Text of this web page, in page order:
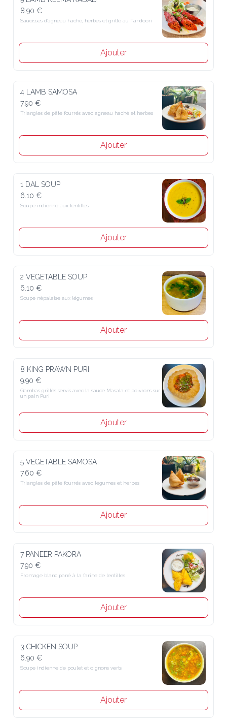
8.90 €
Saucisses d’agneau haché, herbes et grillé au Tandoori
Ajouter
4 LAMB SAMOSA
7.90 €
Triangles de pâte fourrés avec agneau haché et herbes
Ajouter
1 DAL SOUP
6.10 €
Soupe indienne aux lentilles
Ajouter
2 VEGETABLE SOUP
6.10 €
Soupe népalaise aux légumes
Ajouter
8 KING PRAWN PURI
9.90 €
Gambas grillés servis avec la sauce Masala et poivrons sur un pain
Puri
Ajouter
5 VEGETABLE SAMOSA
7.60 €
Triangles de pâte fourrés avec légumes et herbes
Ajouter
7 PANEER PAKORA
7.90 €
Fromage blanc pané à la farine de lentilles
Ajouter
3 CHICKEN SOUP
6.90 €
Soupe indienne de poulet et oignons verts
Ajouter